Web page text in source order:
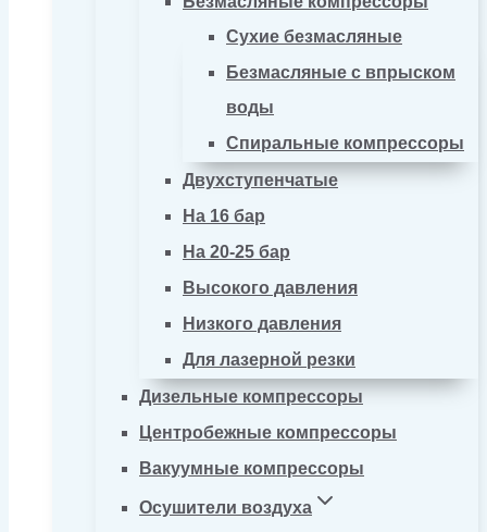
Сухие безмасляные
Безмасляные с впрыском
воды
Спиральные компрессоры
Двухступенчатые
На 16 бар
На 20-25 бар
Высокого давления
Низкого давления
Для лазерной резки
Дизельные компрессоры
Центробежные компрессоры
Вакуумные компрессоры
Осушители воздуха